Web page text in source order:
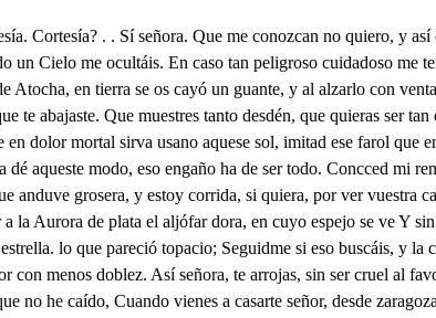
no he de abrirlo? Porque dentro sus entrañas puede traer alguna letra de cambió para cobrarla. Leer quiero el sobre escrito, y dice si no me engaña. A Di Fabricio de Almeida. Y la callé no relata dónde vive esa persona? Sí dice la calle, calla, vive cerca la Plazuela de la Cebad. . Extremada ha de ser nuestra ficción, y tenemos mucha causa para echar por esos trigos. pues que vive a la Cebada. Si no me engaña el discurso. cerca de nuestra posada se muda un tal Don Fabricio; y puede ser que la carta sea para el que se muda. Vamos a busar la casa, que si vive a la plazucla- habrás de salir a plaza No puede tardar dos días Don Baltalar que en sus cartas me escribió su padre que llegaría esta semana a Madrid; no estás gustosa? Solo me molesta, y cansa el haber yo de casarme con un hombre, (tiembla el alma) aquien nunca vi ni hablé, cuando hasta insensible planta usa de su galanteo, para abrazar lo que ama Que hiedra en olmo copado antes de colazar la, ramas no da vueltas por el tronco? y con viviente esmeralda, al que es vojetable arrimo, o no le pule, o engasta? Pues si en insensibles vemos recipróquez tan extraña, como, señor me desposas, y como señor me casas. con un hombre, que no he visto, cuyas condiciones varias, aunque a mi gusto se ajusten tal vez a los otros cansan. Esta es la casa sin du la no mintió mi confianza. Pues hablale, y dale el pliego. Para vos es esta carta, lecela . . Decid señor de dónde venís? . La tiampa ha de conocer el viejo, pero la industiia me valga. Advertid; que mi señor es de condición tan varia, que no lo dirá hasta que veáis del pliego la daa. Pues leo el pliego gustoso. Qué a estos aprietos metruje? vive Dios vergante que te quite el alma a mi espada. En ti ya no es cosa nueva, porque aunque se ve tan mala tu condición aún con eso me tienes robada el alma. Ya estamos en el peligro, aunque dijera la carta, que eres un capón, yo sé que te pelaras las barbas d Con razón puedo gustoso, estar de vuestra llegada señor Don Baltasar, este es Vrsinda en dicha tanta el que viene a ser tu esposo? La carta es de buena data. Esto su padre me escribe. Qué es esto que por mí pasa. Ahora señor te turbas, cuerpo de Dios, coge bazas; y te llevaras la polla triunfando con esa carta No sé fingir vive el Cielo. No es aqueste dime Laura el caballero del guante? Si señora. . En mí una escluva para sor esposa vuestra hañlará vuestra esperanza. Y en mi hallará esa hermosura quieldo brilla con luz tanta un esposo que la estime, sin ser su voluntad falsa. No me desagrada el novio. Mucho la novia me agrada. Galán es Don Baltasar. e Por Dios que Visinda es vizarra. Decidme Don Baltasar, los tensales que intentaba cargar el señor Don Luis, cárgolos. . Aquí nos cusca. .